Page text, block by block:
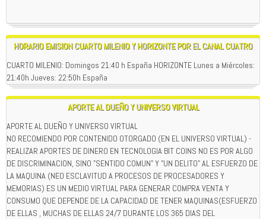
HORARIO EMISION CUARTO MILENIO Y HORIZONTE POR EL CANAL CUATRO
CUARTO MILENIO: Domingos 21:40 h España HORIZONTE Lunes a Miércoles:
21:40h Jueves: 22:50h España
APORTE AL DUEÑO Y UNIVERSO VIRTUAL
APORTE AL DUEÑO Y UNIVERSO VIRTUAL
NO RECOMIENDO POR CONTENIDO OTORGADO (EN EL UNIVERSO VIRTUAL) -
REALIZAR APORTES DE DINERO EN TECNOLOGIA BIT COINS NO ES POR ALGO
DE DISCRIMINACION, SINO "SENTIDO COMUN" Y "UN DELITO" AL ESFUERZO DE
LA MAQUINA (NEO ESCLAVITUD A PROCESOS DE PROCESADORES Y
MEMORIAS) ES UN MEDIO VIRTUAL PARA GENERAR COMPRA VENTA Y
CONSUMO QUE DEPENDE DE LA CAPACIDAD DE TENER MAQUINAS(ESFUERZO
DE ELLAS , MUCHAS DE ELLAS 24/7 DURANTE LOS 365 DIAS DEL